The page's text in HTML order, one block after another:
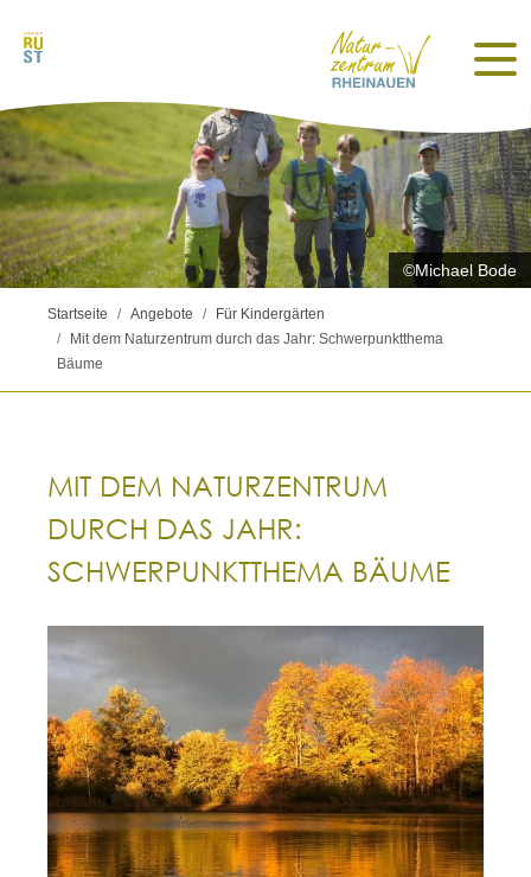
©Michael Bode
Startseite Angebote
Für Kindergärten
Mit dem Naturzentrum durch das Jahr: Schwerpunktthema
Bäume
MIT DEM NATURZENTRUM
DURCH DAS JAHR:
SCHWERPUNKTTHEMA BÄUME